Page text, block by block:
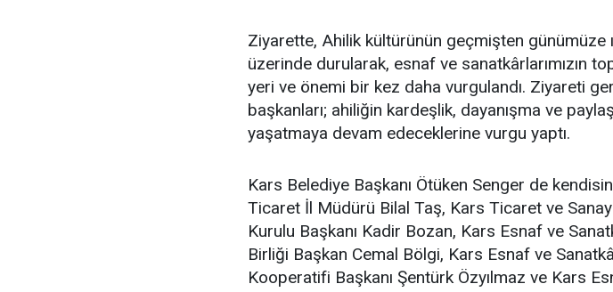
Ziyarette, Ahilik kültürünün geçmişten günümüze
üzerinde durularak, esnaf ve sanatkârlarımızın
yeri ve önemi bir kez daha vurgulandı. Ziyareti
başkanları; ahiliğin kardeşlik, dayanışma ve
yaşatmaya devam edeceklerine vurgu yaptı.
Kars Belediye Başkanı Ötüken Senger de
Ticaret İl Müdürü Bilal Taş, Kars Ticaret ve
Kurulu Başkanı Kadir Bozan, Kars Esnaf ve
Birliği Başkan Cemal Bölgi, Kars Esnaf ve
Kooperatifi Başkanı Şentürk Özyılmaz ve Kars